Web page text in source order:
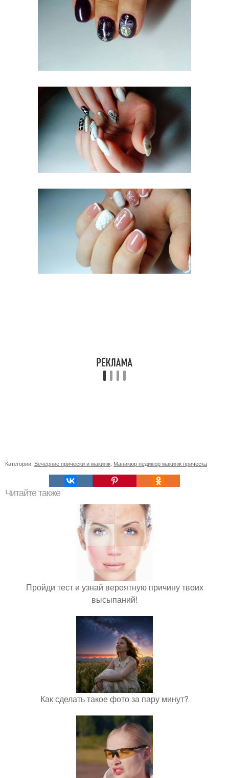
Категории: Вечерние прически и макияж Маникюр педикюр макияж прическа
Читайте также
Пройди тест и узнай вероятную причину твоих
высыпаний!
Как сделать такое фото за пару минут?